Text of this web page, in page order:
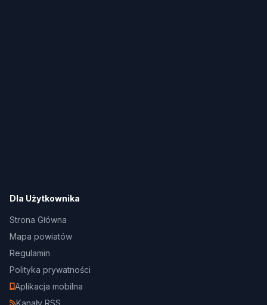
Dla Użytkownika
Strona Główna
Mapa powiatów
Regulamin
Polityka prywatności
Aplikacja mobilna